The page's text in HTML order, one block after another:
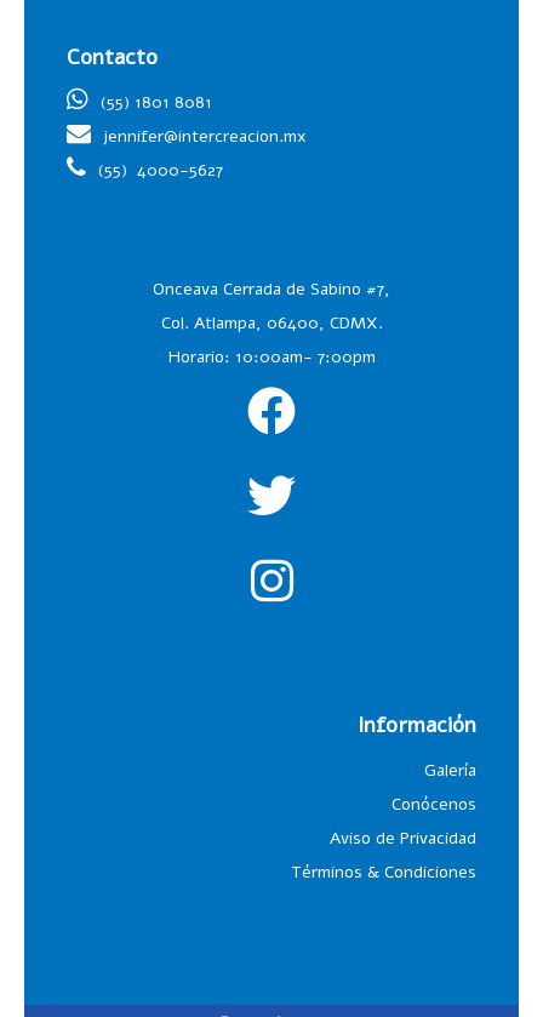
Contacto
(55) 1801 8081
jennifer@intercreacion.mx
(55) 4000-5627
Onceava Cerrada de Sabino #7,
Col. Atlampa, 06400, CDMX.
Horario: 10:00am- 7:00pm
Información
Galería
Conócenos
Aviso de Privacidad
Términos & Condiciones